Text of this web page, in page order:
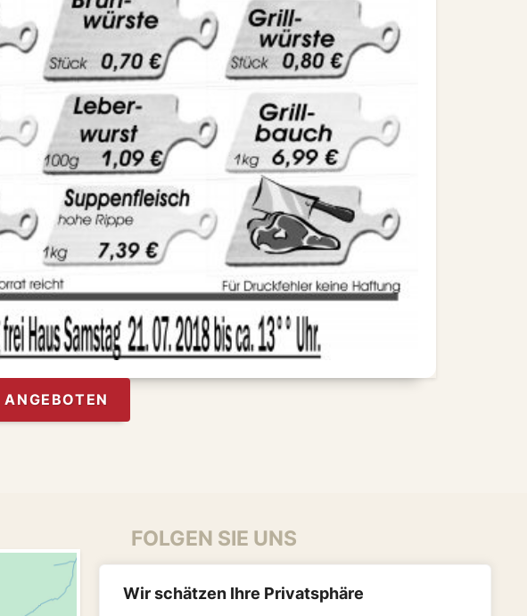
Wir schätzen Ihre Privatsphäre
FOLGEN SIE UNS